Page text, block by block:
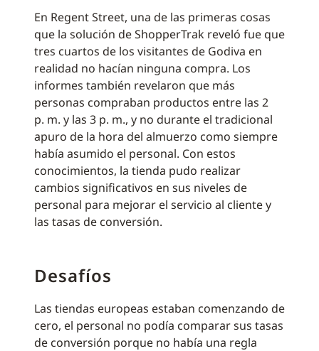
En Regent Street, una de las primeras cosas
que la solución de ShopperTrak reveló fue que
tres cuartos de los visitantes de Godiva en
realidad no hacían ninguna compra. Los
informes también revelaron que más
personas compraban productos entre las 2
p. m. y las 3 p. m., y no durante el tradicional
apuro de la hora del almuerzo como siempre
había asumido el personal. Con estos
conocimientos, la tienda pudo realizar
cambios significativos en sus niveles de
personal para mejorar el servicio al cliente y
las tasas de conversión.
Desafíos
Las tiendas europeas estaban comenzando de
cero, el personal no podía comparar sus tasas
de conversión porque no había una regla